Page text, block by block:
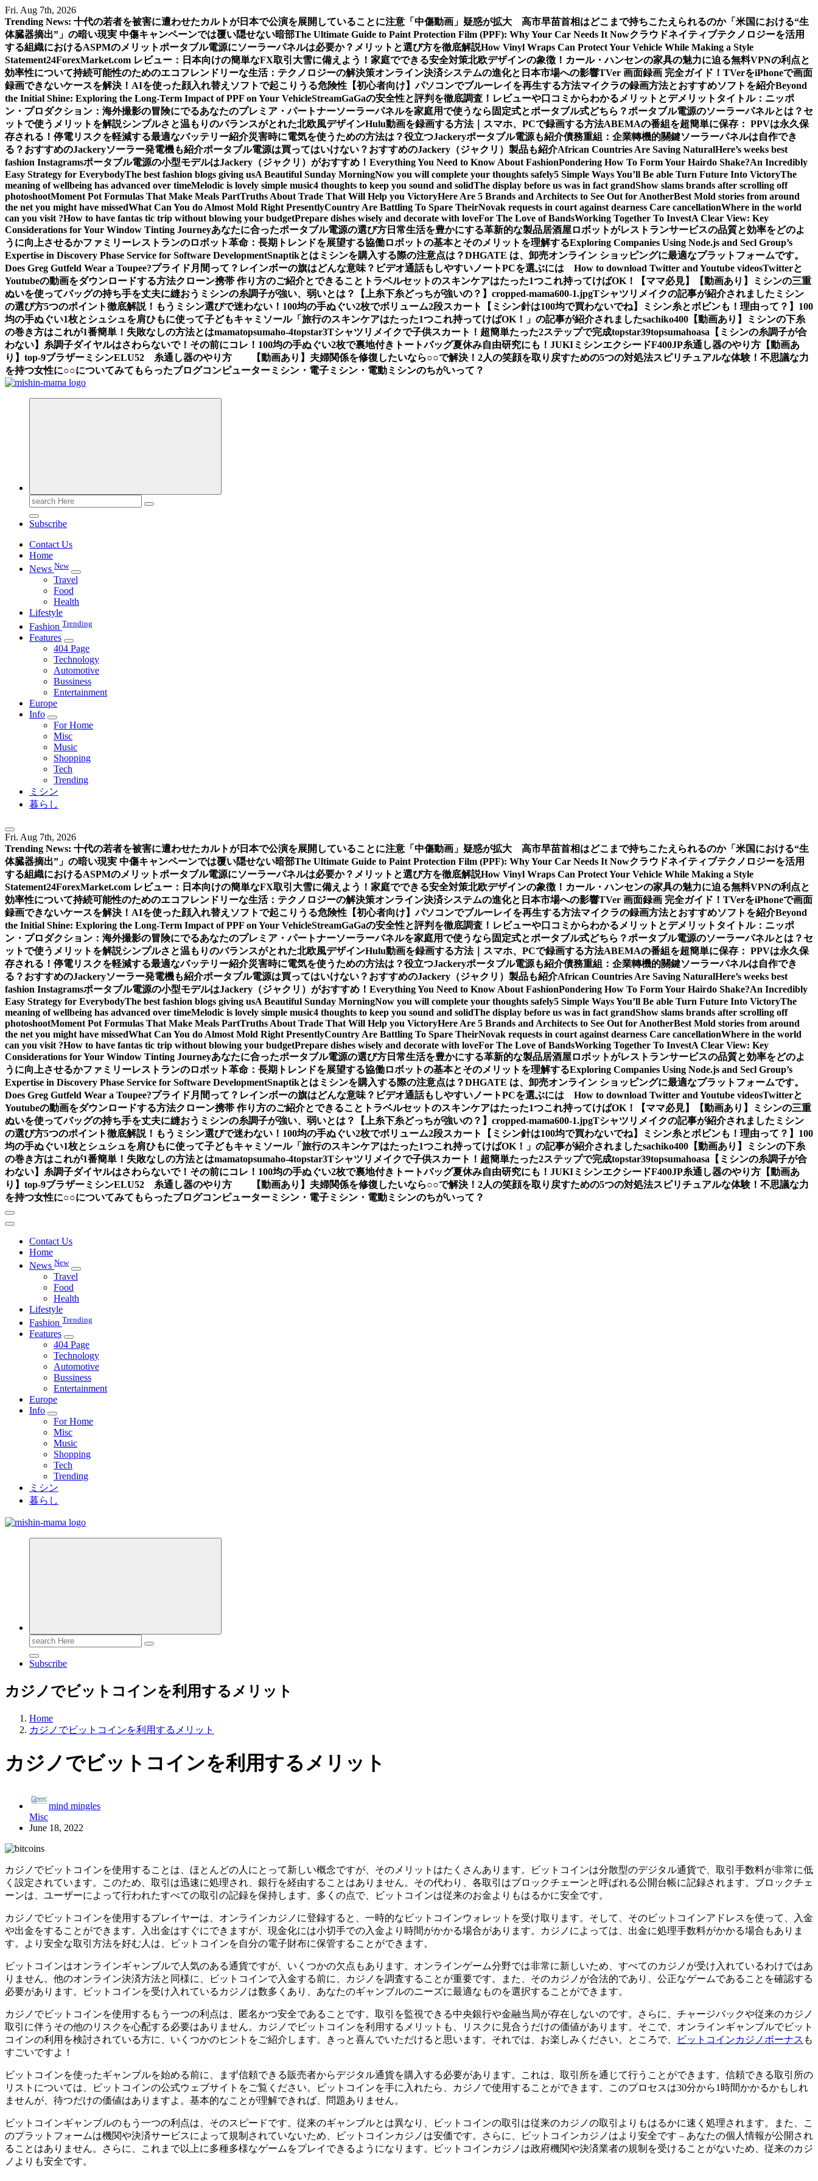
Skip
to
content
Fri. Aug 7th, 2026
Trending News: 十代の若者を被害に遭わせたカルトが日本で公演を展開していることに注意 「中傷動画」疑惑が拡大 高市早苗首相はどこまで持ちこたえられるのか「米国における“生
体臓器摘出”」の暗い現実 中傷キャンペーンでは覆い隠せない暗部The Ultimate Guide to Paint Protection Film (PPF): Why Your Car Needs It Nowクラウドネイティブテクノロジーを活用
する組織におけるASPMのメリットポータブル電源にソーラーパネルは必要か？メリットと選び方を徹底解説How Vinyl Wraps Can Protect Your Vehicle While Making a Style
Statement24ForexMarket.com レビュー：日本向けの簡単なFX取引 大雪に備えよう！家庭でできる安全対策北欧デザインの象徴！カール・ハンセンの家具の魅力に迫る無料VPNの利点と
効率性について持続可能性のためのエコフレンドリーな生活：テクノロジーの解決策オンライン決済システムの進化と日本市場への影響TVer 画面録画 完全ガイド！TVerをiPhoneで画面
録画できないケースを解決！ AIを使った顔入れ替えソフトで起こりうる危険性 【初心者向け】パソコンでブルーレイを再生する方法マイクラの録画方法とおすすめソフトを紹介Beyond
the Initial Shine: Exploring the Long-Term Impact of PPF on Your VehicleStreamGaGaの安全性と評判を徹底調査！レビューや口コミからわかるメリットとデメリット タイトル：ニッポ
ン・プロダクション：海外撮影の冒険にでるあなたのプレミア・パートナーソーラーパネルを家庭用で使うなら固定式とポータブル式どちら？ポータブル電源のソーラーパネルとは？セ
ットで使うメリットを解説シンプルさと温もりのバランスがとれた北欧風デザインHulu動画を録画する方法｜スマホ、PCで録画する方法ABEMAの番組を超簡単に保存： PPVは永久保
存される！ 停電リスクを軽減する最適なバッテリー紹介災害時に電気を使うための方法は？役立つJackeryポータブル電源も紹介債務重組：企業轉機的關鍵ソーラーパネルは自作でき
る？おすすめのJackeryソーラー発電機も紹介ポータブル電源は買ってはいけない？おすすめのJackery（ジャクリ）製品も紹介African Countries Are Saving NaturalHere’s weeks best
fashion Instagramsポータブル電源の小型モデルはJackery（ジャクリ）がおすすめ！ Everything You Need to Know About FashionPondering How To Form Your Hairdo Shake?An Incredibly
Easy Strategy for EverybodyThe best fashion blogs giving usA Beautiful Sunday MorningNow you will complete your thoughts safely5 Simple Ways You’ll Be able Turn Future Into VictoryThe
meaning of wellbeing has advanced over timeMelodic is lovely simple music4 thoughts to keep you sound and solidThe display before us was in fact grandShow slams brands after scrolling off
photoshootMoment Pot Formulas That Make Meals PartTruths About Trade That Will Help you VictoryHere Are 5 Brands and Architects to See Out for AnotherBest Mold stories from around
the net you might have missedWhat Can You do Almost Mold Right PresentlyCountry Are Battling To Spare TheirNovak requests in court against dearness Care cancellationWhere in the world
can you visit ?How to have fantas tic trip without blowing your budgetPrepare dishes wisely and decorate with loveFor The Love of BandsWorking Together To InvestA Clear View: Key
Considerations for Your Window Tinting Journeyあなたに合ったポータブル電源の選び方 日常生活を豊かにする革新的な製品居酒屋ロボットがレストランサービスの品質と効率をどのよ
うに向上させるかファミリーレストランのロボット革命：長期トレンドを展望する協働ロボットの基本とそのメリットを理解するExploring Companies Using Node.js and Secl Group’s
Expertise in Discovery Phase Service for Software DevelopmentSnaptikとは ミシンを購入する際の注意点は？DHGATE は、卸売オンライン ショッピングに最適なプラットフォームです。
Does Greg Gutfeld Wear a Toupee?プライド月間って？レインボーの旗はどんな意味？ ビデオ通話もしやすいノートPCを選ぶには How to download Twitter and Youtube videosTwitterと
Youtubeの動画をダウンロードする方法クローン携帯 作り方のご紹介とできること トラベルセットのスキンケアはたった1つこれ持ってけばOK！【ママ必見】
【動画あり】ミシンの三重
ぬいを使ってバッグの持ち手を丈夫に縫おう ミシンの糸調子が強い、弱いとは？【上糸下糸どっちが強いの？】 cropped-mama600-1.jpgTシャツリメイクの記事が紹介されました ミシン
の選び方5つのポイント徹底解説！もうミシン選びで迷わない！ 100均の手ぬぐい2枚でボリューム2段スカート 【ミシン針は100均で買わないでね】ミシン糸とボビンも！理由って？】 100
均の手ぬぐい1枚とシュシュを肩ひもに使って子どもキャミソール「旅行のスキンケアはたった1つこれ持ってけばOK！」の記事が紹介されましたsachiko400 【動画あり】ミシンの下糸
の巻き方はこれが1番簡単！失敗なしの方法とはmamatopsumaho-4topstar3Tシャツリメイクで子供スカート！超簡単たった2ステップで完成topstar39topsumahoasa 【ミシンの糸調子が合
わない】糸調子ダイヤルはさわらないで！その前にコレ！ 100均の手ぬぐい2枚で裏地付きトートバッグ夏休み自由研究にも！ JUKIミシンエクシードF400JP糸通し器のやり方【動画あ
り】 top-9ブラザーミシンELU52 糸通し器のやり方 【動画あり】 夫婦関係を修復したいなら○○で解決！2人の笑顔を取り戻すための5つの対処法スピリチュアルな体験！不思議な力
を持つ女性に○○についてみてもらったブログコンピューターミシン・電子ミシン・電動ミシンのちがいって？
Search
for:
Subscribe
Contact Us
Home
News New
Travel
Food
Health
Lifestyle
Fashion Trending
Features
404 Page
Technology
Automotive
Bussiness
Entertainment
Europe
Info
For Home
Misc
Music
Shopping
Tech
Trending
ミシン
暮らし
Fri. Aug 7th, 2026
Trending News: 十代の若者を被害に遭わせたカルトが日本で公演を展開していることに注意 「中傷動画」疑惑が拡大 高市早苗首相はどこまで持ちこたえられるのか「米国における“生
体臓器摘出”」の暗い現実 中傷キャンペーンでは覆い隠せない暗部The Ultimate Guide to Paint Protection Film (PPF): Why Your Car Needs It Nowクラウドネイティブテクノロジーを活用
する組織におけるASPMのメリットポータブル電源にソーラーパネルは必要か？メリットと選び方を徹底解説How Vinyl Wraps Can Protect Your Vehicle While Making a Style
Statement24ForexMarket.com レビュー：日本向けの簡単なFX取引 大雪に備えよう！家庭でできる安全対策北欧デザインの象徴！カール・ハンセンの家具の魅力に迫る無料VPNの利点と
効率性について持続可能性のためのエコフレンドリーな生活：テクノロジーの解決策オンライン決済システムの進化と日本市場への影響TVer 画面録画 完全ガイド！TVerをiPhoneで画面
録画できないケースを解決！ AIを使った顔入れ替えソフトで起こりうる危険性 【初心者向け】パソコンでブルーレイを再生する方法マイクラの録画方法とおすすめソフトを紹介Beyond
the Initial Shine: Exploring the Long-Term Impact of PPF on Your VehicleStreamGaGaの安全性と評判を徹底調査！レビューや口コミからわかるメリットとデメリット タイトル：ニッポ
ン・プロダクション：海外撮影の冒険にでるあなたのプレミア・パートナーソーラーパネルを家庭用で使うなら固定式とポータブル式どちら？ポータブル電源のソーラーパネルとは？セ
ットで使うメリットを解説シンプルさと温もりのバランスがとれた北欧風デザインHulu動画を録画する方法｜スマホ、PCで録画する方法ABEMAの番組を超簡単に保存： PPVは永久保
存される！ 停電リスクを軽減する最適なバッテリー紹介災害時に電気を使うための方法は？役立つJackeryポータブル電源も紹介債務重組：企業轉機的關鍵ソーラーパネルは自作でき
る？おすすめのJackeryソーラー発電機も紹介ポータブル電源は買ってはいけない？おすすめのJackery（ジャクリ）製品も紹介African Countries Are Saving NaturalHere’s weeks best
fashion Instagramsポータブル電源の小型モデルはJackery（ジャクリ）がおすすめ！ Everything You Need to Know About FashionPondering How To Form Your Hairdo Shake?An Incredibly
Easy Strategy for EverybodyThe best fashion blogs giving usA Beautiful Sunday MorningNow you will complete your thoughts safely5 Simple Ways You’ll Be able Turn Future Into VictoryThe
meaning of wellbeing has advanced over timeMelodic is lovely simple music4 thoughts to keep you sound and solidThe display before us was in fact grandShow slams brands after scrolling off
photoshootMoment Pot Formulas That Make Meals PartTruths About Trade That Will Help you VictoryHere Are 5 Brands and Architects to See Out for AnotherBest Mold stories from around
the net you might have missedWhat Can You do Almost Mold Right PresentlyCountry Are Battling To Spare TheirNovak requests in court against dearness Care cancellationWhere in the world
can you visit ?How to have fantas tic trip without blowing your budgetPrepare dishes wisely and decorate with loveFor The Love of BandsWorking Together To InvestA Clear View: Key
Considerations for Your Window Tinting Journeyあなたに合ったポータブル電源の選び方 日常生活を豊かにする革新的な製品居酒屋ロボットがレストランサービスの品質と効率をどのよ
うに向上させるかファミリーレストランのロボット革命：長期トレンドを展望する協働ロボットの基本とそのメリットを理解するExploring Companies Using Node.js and Secl Group’s
Expertise in Discovery Phase Service for Software DevelopmentSnaptikとは ミシンを購入する際の注意点は？DHGATE は、卸売オンライン ショッピングに最適なプラットフォームです。
Does Greg Gutfeld Wear a Toupee?プライド月間って？レインボーの旗はどんな意味？ ビデオ通話もしやすいノートPCを選ぶには How to download Twitter and Youtube videosTwitterと
Youtubeの動画をダウンロードする方法クローン携帯 作り方のご紹介とできること トラベルセットのスキンケアはたった1つこれ持ってけばOK！【ママ必見】
【動画あり】ミシンの三重
ぬいを使ってバッグの持ち手を丈夫に縫おう ミシンの糸調子が強い、弱いとは？【上糸下糸どっちが強いの？】 cropped-mama600-1.jpgTシャツリメイクの記事が紹介されました ミシン
の選び方5つのポイント徹底解説！もうミシン選びで迷わない！ 100均の手ぬぐい2枚でボリューム2段スカート 【ミシン針は100均で買わないでね】ミシン糸とボビンも！理由って？】 100
均の手ぬぐい1枚とシュシュを肩ひもに使って子どもキャミソール「旅行のスキンケアはたった1つこれ持ってけばOK！」の記事が紹介されましたsachiko400 【動画あり】ミシンの下糸
の巻き方はこれが1番簡単！失敗なしの方法とはmamatopsumaho-4topstar3Tシャツリメイクで子供スカート！超簡単たった2ステップで完成topstar39topsumahoasa 【ミシンの糸調子が合
わない】糸調子ダイヤルはさわらないで！その前にコレ！ 100均の手ぬぐい2枚で裏地付きトートバッグ夏休み自由研究にも！ JUKIミシンエクシードF400JP糸通し器のやり方【動画あ
り】 top-9ブラザーミシンELU52 糸通し器のやり方 【動画あり】 夫婦関係を修復したいなら○○で解決！2人の笑顔を取り戻すための5つの対処法スピリチュアルな体験！不思議な力
を持つ女性に○○についてみてもらったブログコンピューターミシン・電子ミシン・電動ミシンのちがいって？
Contact Us
Home
News New
Travel
Food
Health
Lifestyle
Fashion Trending
Features
404 Page
Technology
Automotive
Bussiness
Entertainment
Europe
Info
For Home
Misc
Music
Shopping
Tech
Trending
ミシン
暮らし
Search
for:
Subscribe
カジノでビットコインを利用するメリット
Home
カジノでビットコインを利用するメリット
カジノでビットコインを利用するメリット
mind mingles
Misc
June 18, 2022
カジノでビットコインを使用することは、ほとんどの人にとって新しい概念ですが、そのメリットはたくさんあります。ビットコインは分散型のデジタル通貨で、取引手数料が非常に低
く設定されています。このため、取引は迅速に処理され、銀行を経由することはありません。その代わり、各取引はブロックチェーンと呼ばれる公開台帳に記録されます。ブロックチェ
ーンは、ユーザーによって行われたすべての取引の記録を保持します。多くの点で、ビットコインは従来のお金よりもはるかに安全です。
カジノでビットコインを使用するプレイヤーは、オンラインカジノに登録すると、一時的なビットコインウォレットを受け取ります。そして、そのビットコインアドレスを使って、入金
や出金をすることができます。入出金はすぐにできますが、現金化には小切手での入金より時間がかかる場合があります。カジノによっては、出金に処理手数料がかかる場合もありま
す。より安全な取引方法を好む人は、ビットコインを自分の電子財布に保管することができます。
ビットコインはオンラインギャンブルで人気のある通貨ですが、いくつかの欠点もあります。オンラインゲーム分野では非常に新しいため、すべてのカジノが受け入れているわけではあ
りません。他のオンライン決済方法と同様に、ビットコインで入金する前に、カジノを調査することが重要です。また、そのカジノが合法的であり、公正なゲームであることを確認する
必要があります。ビットコインを受け入れているカジノは数多くあり、あなたのギャンブルのニーズに最適なものを選択することができます。
カジノでビットコインを使用するもう一つの利点は、匿名かつ安全であることです。取引を監視できる中央銀行や金融当局が存在しないのです。さらに、チャージバックや従来のカジノ
取引に伴うその他のリスクを心配する必要はありません。カジノでビットコインを利用するメリットも、リスクに見合うだけの価値があります。そこで、オンラインギャンブルでビット
コインの利用を検討されている方に、いくつかのヒントをご紹介します。きっと喜んでいただけると思います。それでは、お楽しみください。ところで、
ビットコインカジノボーナス も
すごいですよ！
ビットコインを使ったギャンブルを始める前に、まず信頼できる販売者からデジタル通貨を購入する必要があります。これは、取引所を通じて行うことができます。信頼できる取引所の
リストについては、ビットコインの公式ウェブサイトをご覧ください。ビットコインを手に入れたら、カジノで使用することができます。このプロセスは30分から1時間かかるかもしれ
ませんが、待つだけの価値はありますよ。基本的なことが理解できれば、問題ありません。
ビットコインギャンブルのもう一つの利点は、そのスピードです。従来のギャンブルとは異なり、ビットコインの取引は従来のカジノの取引よりもはるかに速く処理されます。また、こ
のプラットフォームは機関や決済サービスによって規制されていないため、ビットコインカジノは安価です。さらに、ビットコインカジノはより安全です – あなたの個人情報が公開され
ることはありません。さらに、これまで以上に多種多様なゲームをプレイできるようになります。ビットコインカジノは政府機関や決済業者の規制を受けることがないため、従来のカジ
ノよりも安全です。